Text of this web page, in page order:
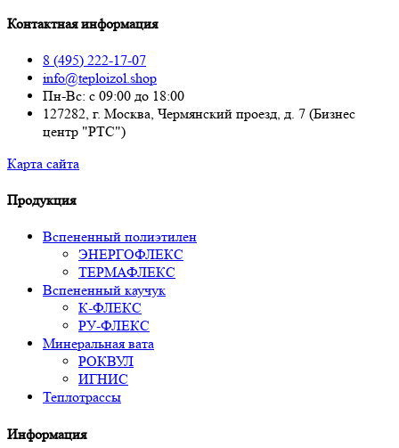
Контактная информация
8 (495) 222-17-07
info@teploizol.shop
Пн-Вс: с 09:00 до 18:00
127282, г. Москва, Чермянский проезд, д. 7 (Бизнес
центр "РТС")
Карта сайта
Продукция
Вспененный полиэтилен
ЭНЕРГОФЛЕКС
ТЕРМАФЛЕКС
Вспененный каучук
К-ФЛЕКС
РУ-ФЛЕКС
Минеральная вата
РОКВУЛ
ИГНИС
Теплотрассы
Информация